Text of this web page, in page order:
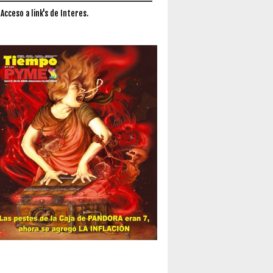
a link's de Interes.